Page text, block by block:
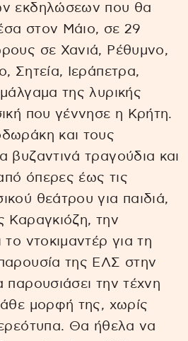
εκδηλώσεων που θα
στον Μάιο, σε 29
σε Χανιά, Ρέθυμνο,
Σητεία, Ιεράπετρα,
της λυρικής
που γέννησε η Κρήτη.
και τους
βυζαντινά τραγούδια και
όπερες έως τις
θεάτρου για παιδιά,
Καραγκιόζη, την
ντοκιμαντέρ για τη
της ΕΛΣ στην
παρουσιάσει την τέχνη
μορφή της, χωρίς
Θα ήθελα να